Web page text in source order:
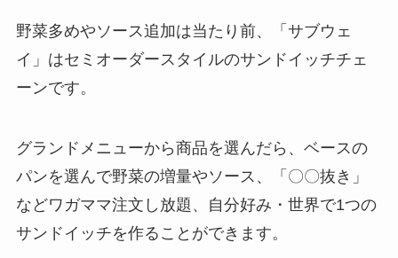
野菜多めやソース追加は当たり前、「サブウェ
イ」はセミオーダースタイルのサンドイッチチェ
ーンです。
グランドメニューから商品を選んだら、ベースの
パンを選んで野菜の増量やソース、「〇〇抜き」
などワガママ注文し放題、自分好み・世界で1つの
サンドイッチを作ることができます。